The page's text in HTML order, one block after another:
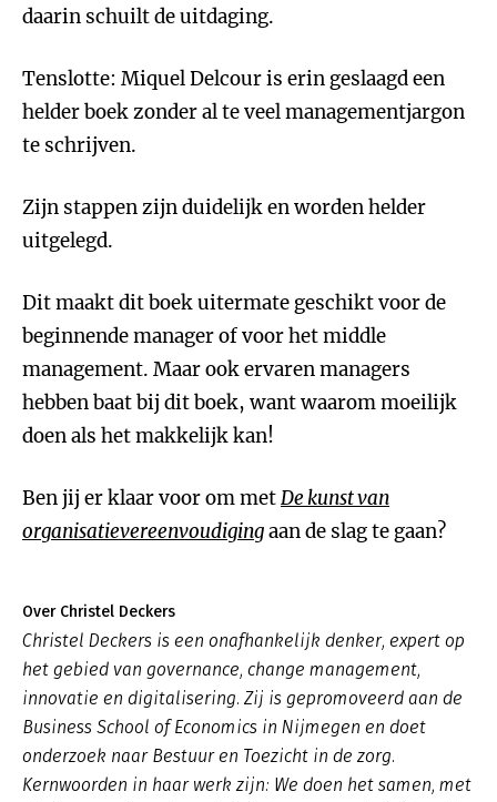
daarin schuilt de uitdaging.
Tenslotte: Miquel Delcour is erin geslaagd een
helder boek zonder al te veel managementjargon
te schrijven.
Zijn stappen zijn duidelijk en worden helder
uitgelegd.
Dit maakt dit boek uitermate geschikt voor de
beginnende manager of voor het middle
management. Maar ook ervaren managers
hebben baat bij dit boek, want waarom moeilijk
doen als het makkelijk kan!
Ben jij er klaar voor om metDe kunst van
organisatievereenvoudigingaan de slag te gaan?
Over Christel Deckers
Christel Deckers is een onafhankelijk denker, expert op
het gebied van governance, change management,
innovatie en digitalisering. Zij is gepromoveerd aan de
Business School of Economics in Nijmegen en doet
onderzoek naar Bestuur en Toezicht in de zorg.
Kernwoorden in haar werk zijn: We doen het samen, met